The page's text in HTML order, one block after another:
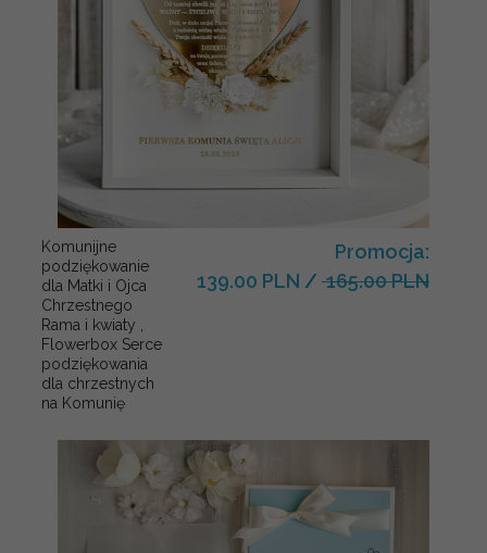
Komunijne
podziękowanie
dla Matki i Ojca
Chrzestnego
Rama i kwiaty ,
Flowerbox Serce
podziękowania
dla chrzestnych
na Komunię
Promocja:
139.00 PLN / 165.00 PLN